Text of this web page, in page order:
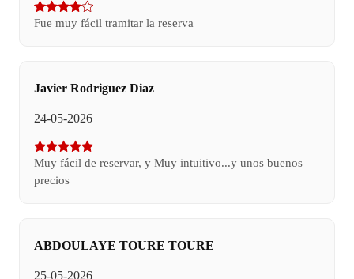
Fue muy fácil tramitar la reserva
Javier Rodriguez Diaz
24-05-2026
Muy fácil de reservar, y Muy intuitivo...y unos buenos
precios
ABDOULAYE TOURE TOURE
25-05-2026